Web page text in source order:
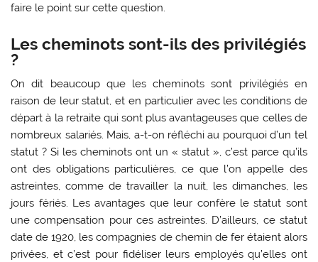
faire le point sur cette question.
Les cheminots sont-ils des privilégiés
?
On dit beaucoup que les cheminots sont privilégiés en
raison de leur statut, et en particulier avec les conditions de
départ à la retraite qui sont plus avantageuses que celles de
nombreux salariés. Mais, a-t-on réfléchi au pourquoi d’un tel
statut ? Si les cheminots ont un « statut », c’est parce qu’ils
ont des obligations particulières, ce que l’on appelle des
astreintes, comme de travailler la nuit, les dimanches, les
jours fériés. Les avantages que leur confère le statut sont
une compensation pour ces astreintes. D’ailleurs, ce statut
date de 1920, les compagnies de chemin de fer étaient alors
privées, et c’est pour fidéliser leurs employés qu’elles ont